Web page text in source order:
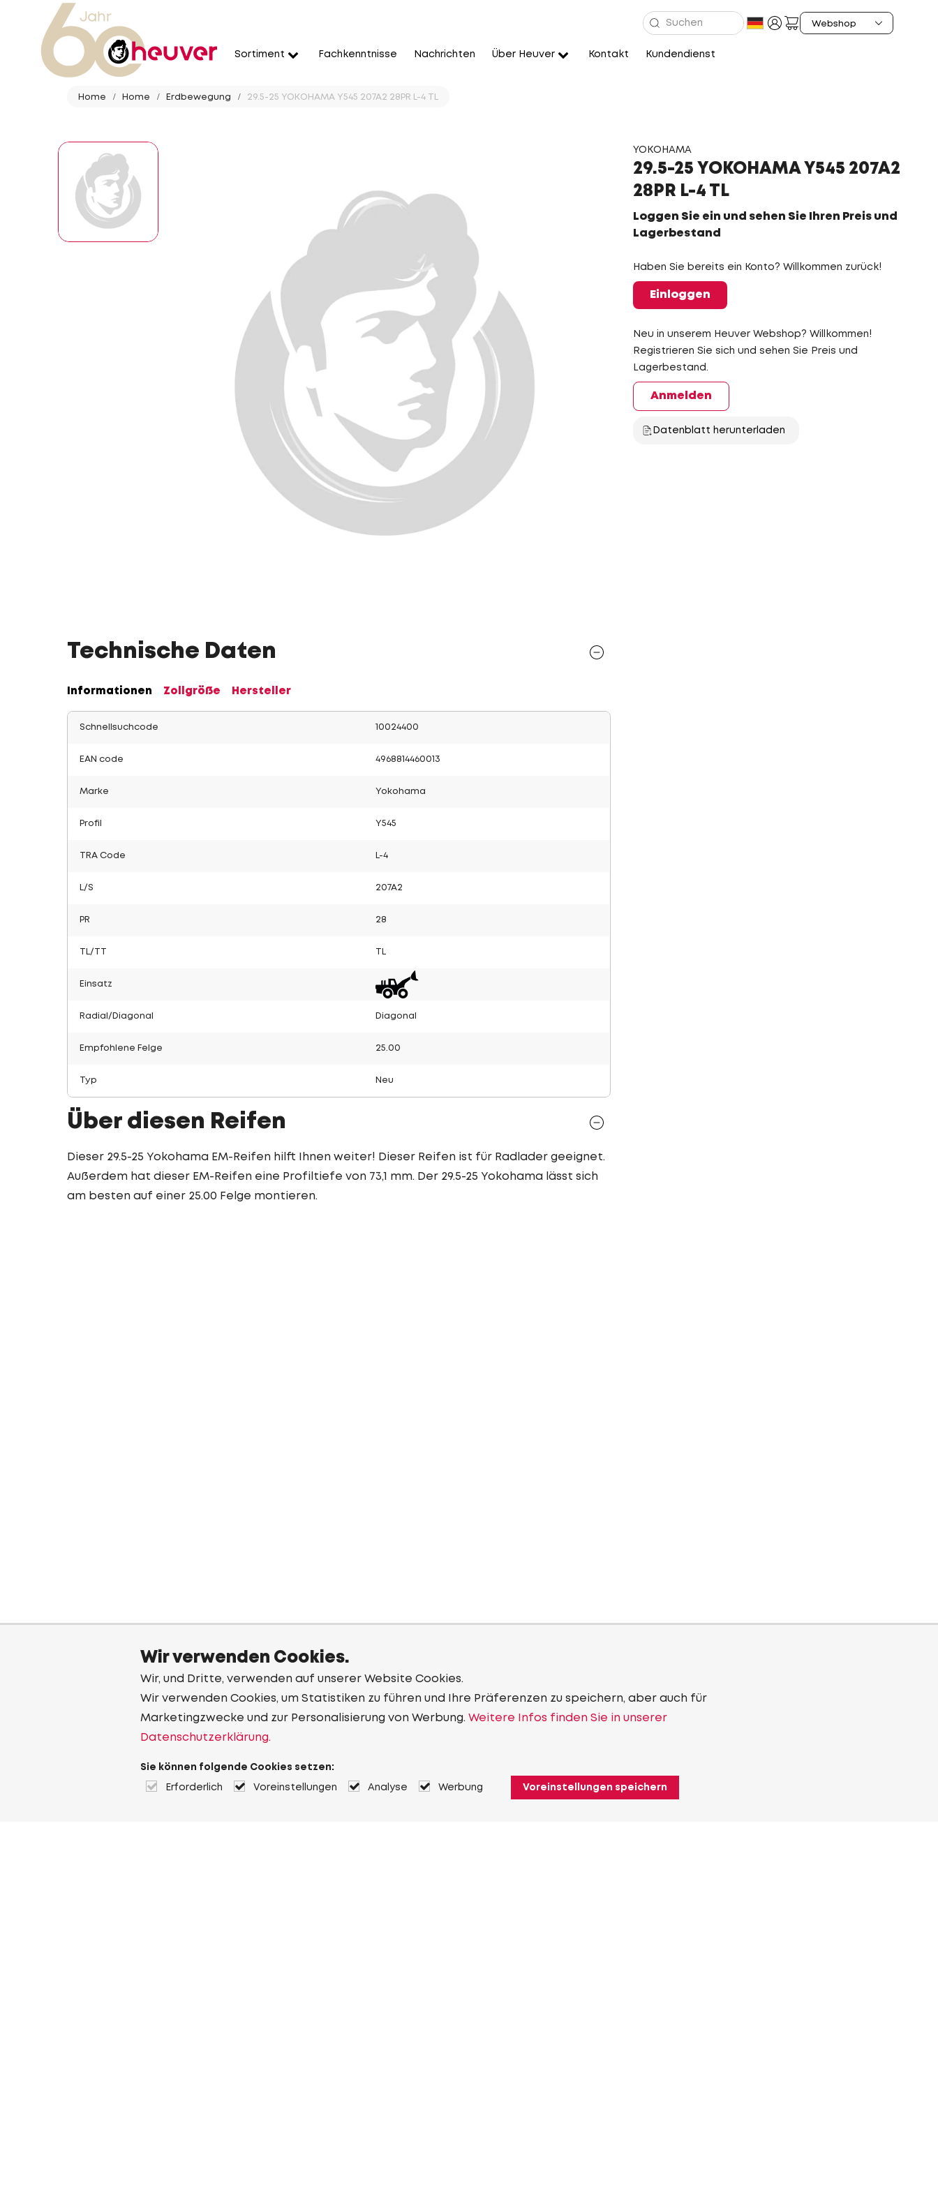
Sortiment Fachkenntnisse Nachrichten Über Heuver Kontakt Kundendienst
Home Home Erdbewegung 29.5-25 YOKOHAMA Y545 207A2 28PR L-4 TL
YOKOHAMA
29.5-25 YOKOHAMA Y545 207A2
28PR L-4 TL
Loggen Sie ein und sehen Sie Ihren Preis und
Lagerbestand
Haben Sie bereits ein Konto? Willkommen zurück!
Einloggen
Neu in unserem Heuver Webshop? Willkommen!
Registrieren Sie sich und sehen Sie Preis und
Lagerbestand.
Anmelden
Datenblatt herunterladen
Technische Daten
Informationen Zollgröße Hersteller
Schnellsuchcode 10024400
EAN code 4968814460013
Marke Yokohama
Profil Y545
TRA Code L-4
L/S 207A2
PR 28
TL/TT
Einsatz
Radial/Diagonal Diagonal
Empfohlene Felge 25.00
Typ Neu
Über diesen Reifen
Dieser 29.5-25 Yokohama EM-Reifen hilft Ihnen weiter! Dieser Reifen ist für Radlader geeignet.
Außerdem hat dieser EM-Reifen eine Profiltiefe von 73,1 mm. Der 29.5-25 Yokohama lässt sich
am besten auf einer 25.00 Felge montieren.
Wir verwenden Cookies.
Wir, und Dritte, verwenden auf unserer Website Cookies.
Wir verwenden Cookies, um Statistiken zu führen und Ihre Präferenzen zu speichern, aber auch für
Marketingzwecke und zur Personalisierung von Werbung. Weitere Infos finden Sie in unserer
Datenschutzerklärung.
Sie können folgende Cookies setzen:
Erforderlich Voreinstellungen Analyse Werbung Voreinstellungen speichern